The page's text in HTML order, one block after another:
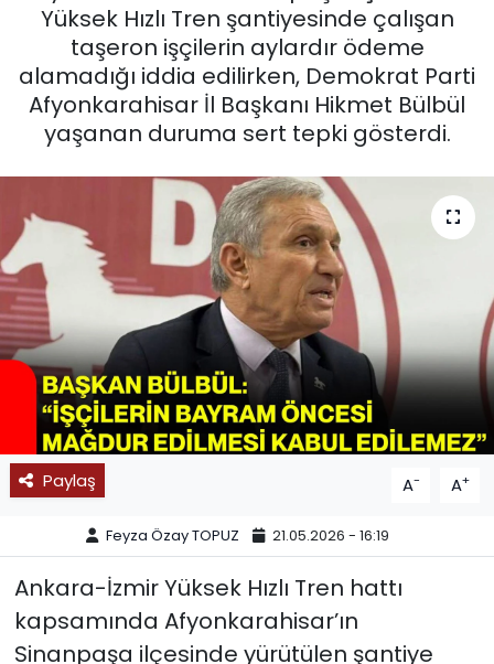
Yüksek Hızlı Tren şantiyesinde çalışan
taşeron işçilerin aylardır ödeme
alamadığı iddia edilirken, Demokrat Parti
Afyonkarahisar İl Başkanı Hikmet Bülbül
yaşanan duruma sert tepki gösterdi.
Paylaş A- A+
Feyza Özay TOPUZ 21.05.2026 - 16:19
Ankara-İzmir Yüksek Hızlı Tren hattı
kapsamında Afyonkarahisar’ın
Sinanpaşa ilçesinde yürütülen şantiye
EĞİTİM
MAGAZİN
SAĞLIK
SPOR
11:11 MANŞET
Son Dakika Haberleri
Haber Arşivi